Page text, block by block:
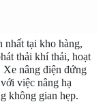
nhất tại kho hàng,
thải khí thải, hoạt
Xe nâng điện đứng
việc nâng hạ
không gian hẹp.